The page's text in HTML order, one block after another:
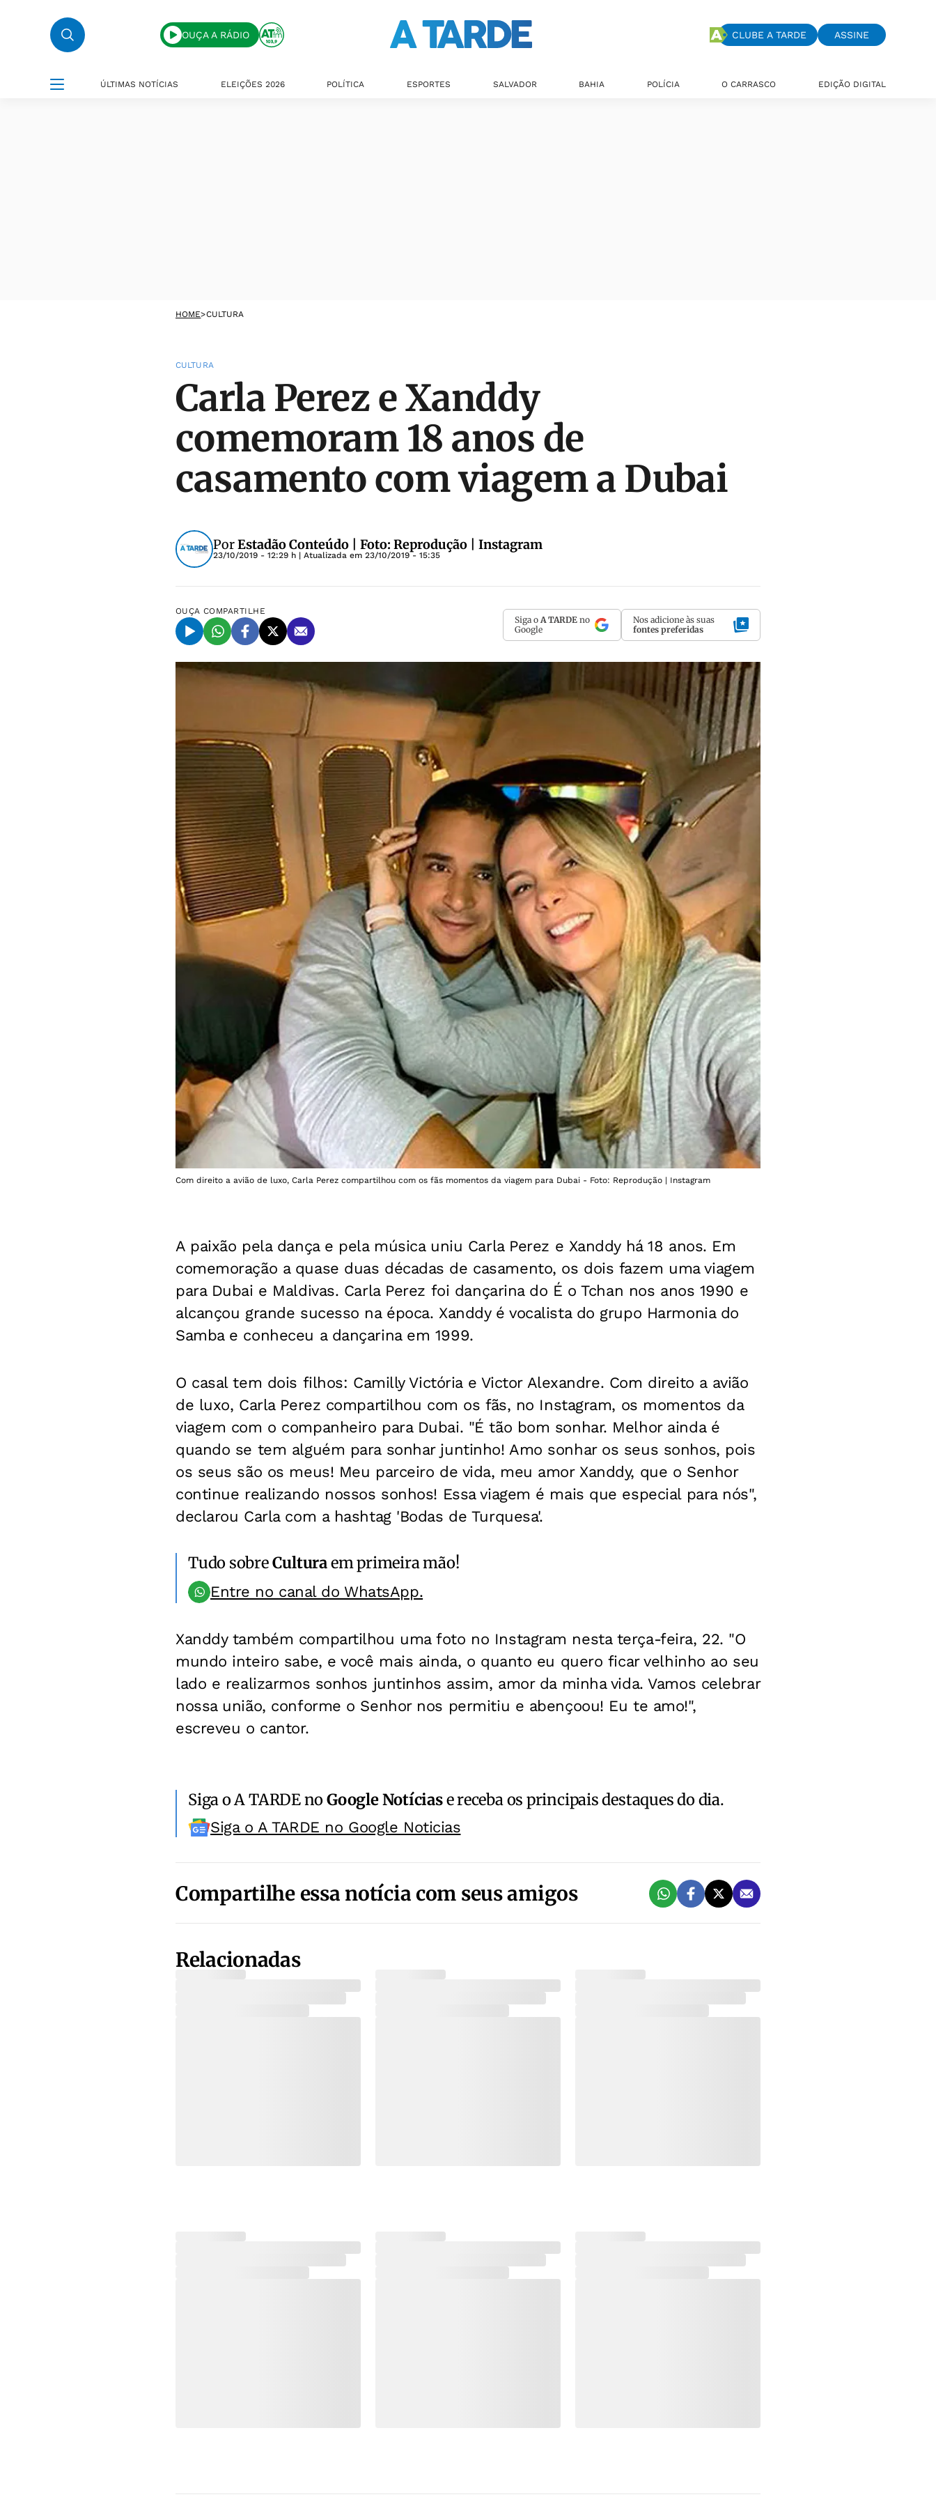
OUÇA A RÁDIO CLUBE A TARDE ASSINE
ÚLTIMAS NOTÍCIAS ELEIÇÕES 2026 POLÍTICA ESPORTES SALVADOR BAHIA POLÍCIA O CARRASCO EDIÇÃO DIGITAL
HOME>CULTURA
CULTURA
Carla Perez e Xanddy
comemoram 18 anos de
casamento com viagem a Dubai
PorEstadão Conteúdo | Foto: Reprodução | Instagram
23/10/2019 - 12:29 h | Atualizada em 23/10/2019 - 15:35
OUÇA COMPARTILHE
Siga o A TARDE no
Google
Nos adicione às suas
fontes preferidas
Com direito a avião de luxo, Carla Perez compartilhou com os fãs momentos da viagem para Dubai - Foto: Reprodução | Instagram
A paixão pela dança e pela música uniu Carla Perez e Xanddy há 18 anos. Em
comemoração a quase duas décadas de casamento, os dois fazem uma viagem
para Dubai e Maldivas. Carla Perez foi dançarina do É o Tchan nos anos 1990 e
alcançou grande sucesso na época. Xanddy é vocalista do grupo Harmonia do
Samba e conheceu a dançarina em 1999.
O casal tem dois filhos: Camilly Victória e Victor Alexandre. Com direito a avião
de luxo, Carla Perez compartilhou com os fãs, no Instagram, os momentos da
viagem com o companheiro para Dubai. "É tão bom sonhar. Melhor ainda é
quando se tem alguém para sonhar juntinho! Amo sonhar os seus sonhos, pois
os seus são os meus! Meu parceiro de vida, meu amor Xanddy, que o Senhor
continue realizando nossos sonhos! Essa viagem é mais que especial para nós",
declarou Carla com a hashtag 'Bodas de Turquesa'.
Tudo sobreCulturaem primeira mão!
Entre no canal do WhatsApp.
Xanddy também compartilhou uma foto no Instagram nesta terça-feira, 22. "O
mundo inteiro sabe, e você mais ainda, o quanto eu quero ficar velhinho ao seu
lado e realizarmos sonhos juntinhos assim, amor da minha vida. Vamos celebrar
nossa união, conforme o Senhor nos permitiu e abençoou! Eu te amo!",
escreveu o cantor.
Siga o A TARDE noGoogle Notíciase receba os principais destaques do dia.
Siga o A TARDE no Google Noticias
Compartilhe essa notícia com seus amigos
Relacionadas